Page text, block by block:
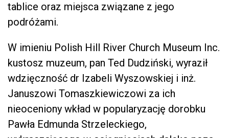
tablice oraz miejsca związane z jego
podróżami.
W imieniu Polish Hill River Church Museum Inc.
kustosz muzeum, pan Ted Dudziński, wyraził
wdzięczność dr Izabeli Wyszowskiej i inż.
Januszowi Tomaszkiewiczowi za ich
nieoceniony wkład w popularyzację dorobku
Pawła Edmunda Strzeleckiego,